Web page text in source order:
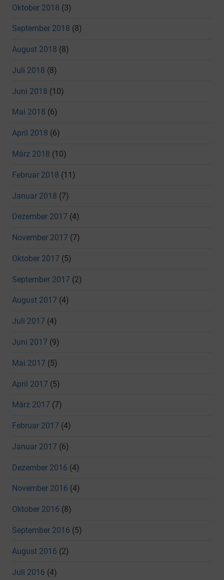
Oktober 2018 (3)
September 2018 (8)
August 2018 (8)
Juli 2018 (8)
Juni 2018 (10)
Mai 2018 (6)
April 2018 (6)
März 2018 (10)
Februar 2018 (11)
Januar 2018 (7)
Dezember 2017 (4)
November 2017 (7)
Oktober 2017 (5)
September 2017 (2)
August 2017 (4)
Juli 2017 (4)
Juni 2017 (9)
Mai 2017 (5)
April 2017 (5)
März 2017 (7)
Februar 2017 (4)
Januar 2017 (6)
Dezember 2016 (4)
November 2016 (4)
Oktober 2016 (8)
September 2016 (5)
August 2016 (2)
Juli 2016 (4)